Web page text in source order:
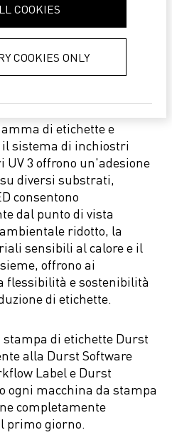
that they’ve
use of their
COOKIES
COOKIES ONLY
produzione
di etichette e
sistema di inchiostri
3 offrono un'adesione
diversi substrati,
consentono
dal punto di vista
ridotto, la
sensibili al calore e il
offrono ai
flessibilità e sostenibilità
di etichette.
di etichette Durst
alla Durst Software
Label e Durst
ogni macchina da stampa
completamente
primo giorno.